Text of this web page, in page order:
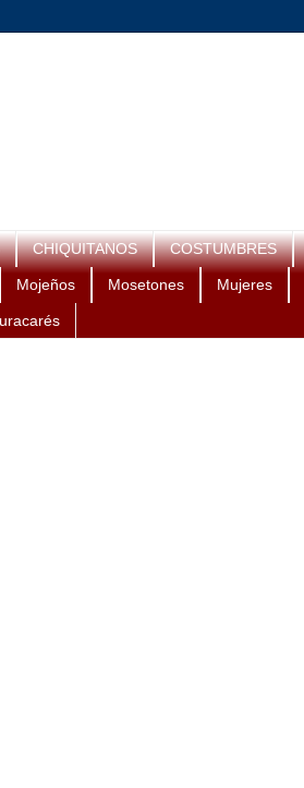
CHIQUITANOS COSTUMBRES
Mojeños Mosetones Mujeres